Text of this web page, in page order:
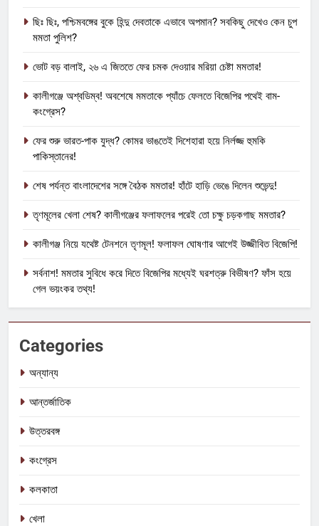
ছিঃ ছিঃ, পশ্চিমবঙ্গের বুকে হিন্দু দেবতাকে এভাবে অপমান? সবকিছু দেখেও কেন চুপ
মমতা পুলিশ?
ভোট বড় বালাই, ২৬ এ জিততে ফের চমক দেওয়ার মরিয়া চেষ্টা মমতার!
কালীগঞ্জে অশ্বডিম্ব! অবশেষে মমতাকে প্যাঁচে ফেলতে বিজেপির পথেই বাম-
কংগ্রেস?
ফের শুরু ভারত-পাক যুদ্ধ? কোমর ভাঙতেই দিশেহারা হয়ে নির্লজ্জ হুমকি
পাকিস্তানের!
শেষ পর্যন্ত বাংলাদেশের সঙ্গে বৈঠক মমতার! হাঁটে হাড়ি ভেঙে দিলেন শুভেন্দু!
তৃণমূলের খেলা শেষ? কালীগঞ্জের ফলাফলের পরেই তো চক্ষু চড়কগাছ মমতার?
কালীগঞ্জ নিয়ে যথেষ্ট টেনশনে তৃণমূল! ফলাফল ঘোষণার আগেই উজ্জীবিত বিজেপি!
সর্বনাশ! মমতার সুবিধে করে দিতে বিজেপির মধ্যেই ঘরশত্রু বিভীষণ? ফাঁস হয়ে
গেল ভয়ংকর তথ্য!
Categories
অন্যান্য
আন্তর্জাতিক
উত্তরবঙ্গ
কংগ্রেস
কলকাতা
খেলা